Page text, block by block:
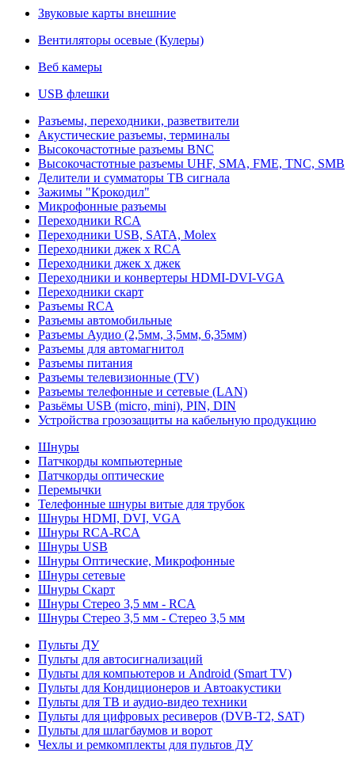
Звуковые карты внешние
Вентиляторы осевые (Кулеры)
Веб камеры
USB флешки
Разъемы, переходники, разветвители
Акустические разъемы, терминалы
Высокочастотные разъемы BNC
Высокочастотные разъемы UHF, SMA, FME, TNC, SMB
Делители и сумматоры ТВ сигнала
Зажимы "Крокодил"
Микрофонные разъемы
Переходники RCA
Переходники USB, SATA, Molex
Переходники джек х RCA
Переходники джек х джек
Переходники и конвертеры HDMI-DVI-VGA
Переходники скарт
Разъемы RCA
Разъемы автомобильные
Разъемы Аудио (2,5мм, 3,5мм, 6,35мм)
Разъемы для автомагнитол
Разъемы питания
Разъемы телевизионные (TV)
Разъемы телефонные и сетевые (LAN)
Разьёмы USB (micro, mini), PIN, DIN
Устройства грозозащиты на кабельную продукцию
Шнуры
Патчкорды компьютерные
Патчкорды оптические
Перемычки
Телефонные шнуры витые для трубок
Шнуры HDMI, DVI, VGA
Шнуры RCA-RCA
Шнуры USB
Шнуры Оптические, Микрофонные
Шнуры сетевые
Шнуры Скарт
Шнуры Стерео 3,5 мм - RCA
Шнуры Стерео 3,5 мм - Стерео 3,5 мм
Пульты ДУ
Пульты для автосигнализаций
Пульты для компьютеров и Android (Smart TV)
Пульты для Кондиционеров и Автоакустики
Пульты для ТВ и аудио-видео техники
Пульты для цифровых ресиверов (DVB-T2, SAT)
Пульты для шлагбаумов и ворот
Чехлы и ремкомплекты для пультов ДУ